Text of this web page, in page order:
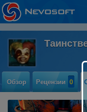
Обзор Рецензии 0